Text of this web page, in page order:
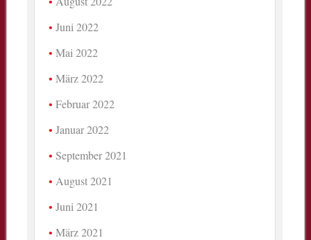
Juni 2022
Mai 2022
März 2022
Februar 2022
Januar 2022
September 2021
August 2021
Juni 2021
März 2021